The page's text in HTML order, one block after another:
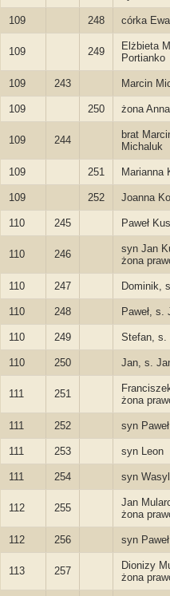
109 248 córka Ewa
109 249
Elżbieta
Portianko
109 243 Marcin
109 250 żona
109 244
brat
Michaluk
109 251 Marianna
109 252 Joanna
110 245 Paweł
110 246
syn Jan
żona
110 247 Dominik,
110 248 Paweł, s.
110 249 Stefan, s.
110 250 Jan, s.
111 251
żona
111 252 syn Paweł
111 253 syn Leon
111 254 syn Wasyl
112 255
Jan
żona
112 256 syn Paweł
113 257
Dionizy
żona